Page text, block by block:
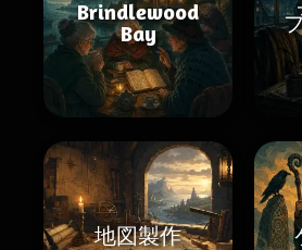
Brindlewood
Bay
地図製作